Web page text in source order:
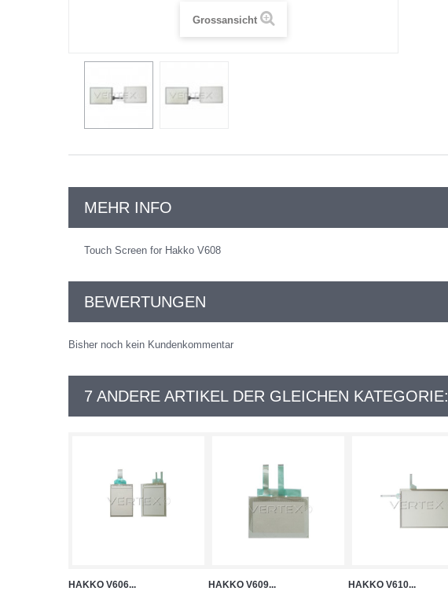
Grossansicht
MEHR INFO
Touch Screen for Hakko V608
BEWERTUNGEN
Bisher noch kein Kundenkommentar
7 ANDERE ARTIKEL DER GLEICHEN KATEGORIE:
HAKKO V606... HAKKO V609... HAKKO V610...